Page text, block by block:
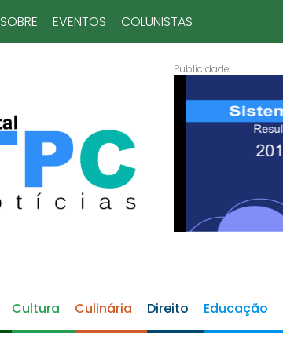
SOBRE EVENTOS COLUNISTAS
Cultura Culinária Direito Educação